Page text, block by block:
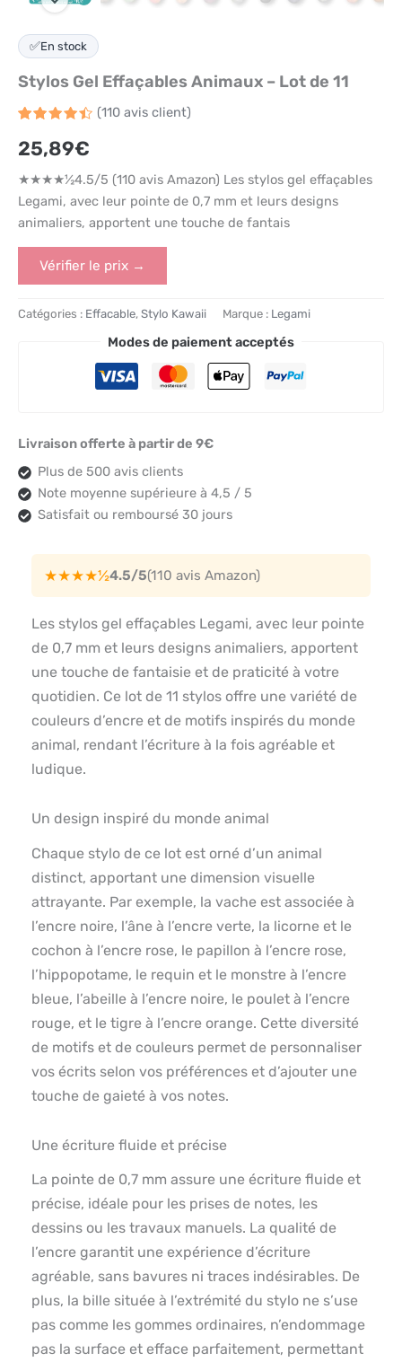
✅En stock
Stylos Gel Effaçables Animaux – Lot de 11
sur 5
basé
notations
client
(110avis client)
25,89€
★★★★½4.5/5 (110 avis Amazon) Les stylos gel effaçables
Legami, avec leur pointe de 0,7 mm et leurs designs
animaliers, apportent une touche de fantais
Vérifier le prix →
Catégories : Effacable, Stylo Kawaii Marque : Legami
Modes de paiement acceptés
Livraison offerte à partir de 9€
Plus de 500 avis clients
Note moyenne supérieure à 4,5 / 5
Satisfait ou remboursé 30 jours
★★★★½4.5/5(110 avis Amazon)
Les stylos gel effaçables Legami, avec leur pointe
de 0,7 mm et leurs designs animaliers, apportent
une touche de fantaisie et de praticité à votre
quotidien. Ce lot de 11 stylos offre une variété de
couleurs d’encre et de motifs inspirés du monde
animal, rendant l’écriture à la fois agréable et
ludique.
Un design inspiré du monde animal
Chaque stylo de ce lot est orné d’un animal
distinct, apportant une dimension visuelle
attrayante. Par exemple, la vache est associée à
l’encre noire, l’âne à l’encre verte, la licorne et le
cochon à l’encre rose, le papillon à l’encre rose,
l’hippopotame, le requin et le monstre à l’encre
bleue, l’abeille à l’encre noire, le poulet à l’encre
rouge, et le tigre à l’encre orange. Cette diversité
de motifs et de couleurs permet de personnaliser
vos écrits selon vos préférences et d’ajouter une
touche de gaieté à vos notes.
Une écriture fluide et précise
La pointe de 0,7 mm assure une écriture fluide et
précise, idéale pour les prises de notes, les
dessins ou les travaux manuels. La qualité de
l’encre garantit une expérience d’écriture
agréable, sans bavures ni traces indésirables. De
plus, la bille située à l’extrémité du stylo ne s’use
pas comme les gommes ordinaires, n’endommage
pas la surface et efface parfaitement, permettant